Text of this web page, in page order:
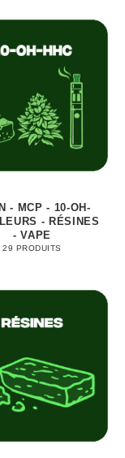
- MCP - 10-OH-
- RÉSINES
- VAPE
29 PRODUITS